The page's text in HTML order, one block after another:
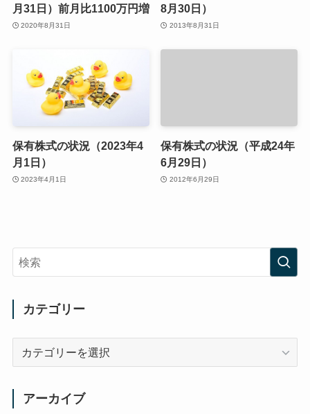
月31日）前月比1100万円増
2020年8月31日
8月30日）
2013年8月31日
保有株式の状況（2023年4
月1日）
2023年4月1日
保有株式の状況（平成24年
6月29日）
2012年6月29日
カテゴリー
アーカイブ